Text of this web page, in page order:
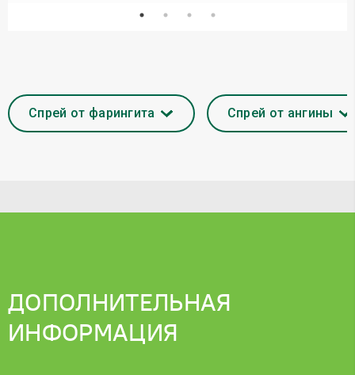
Спрей от фарингита Спрей от ангины
ДОПОЛНИТЕЛЬНАЯ
ИНФОРМАЦИЯ